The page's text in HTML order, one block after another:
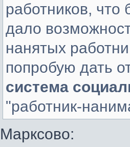
работников,
дало
нанятых
попробую дать
система
"работник-
Марксово: